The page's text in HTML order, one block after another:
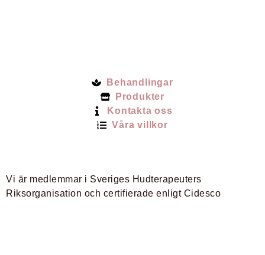
Behandlingar
Produkter
Kontakta oss
Våra villkor
Vi är medlemmar i Sveriges Hudterapeuters
Riksorganisation och certifierade enligt Cidesco